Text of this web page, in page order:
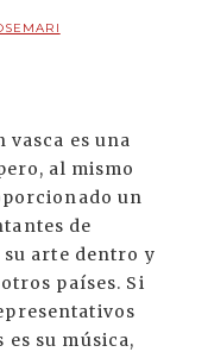
es una
al mismo
un
de
arte dentro y
países. Si
su música,